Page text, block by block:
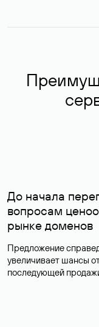
До начала
вопросам
рынке доменов
Предложение
увеличивает шансы
последующей